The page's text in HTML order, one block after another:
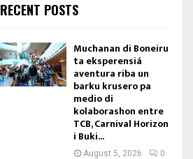
RECENT POSTS
Muchanan di Boneiru
ta eksperensiá
aventura riba un
barku krusero pa
medio di
kolaborashon entre
TCB, Carnival Horizon
i Buki...
August 5, 2026 0